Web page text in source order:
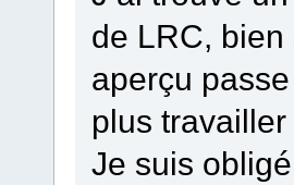
de LRC,
aperçu
plus
Je suis